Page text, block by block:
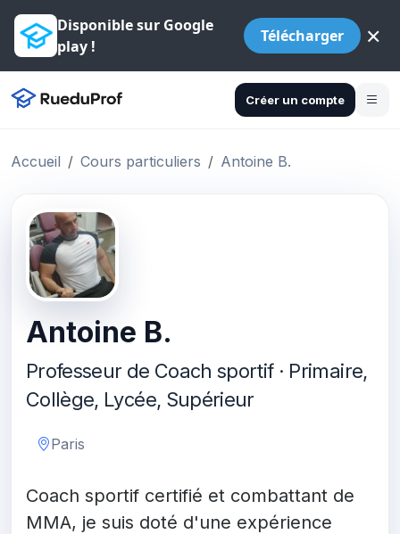
Disponible sur Google
play !
Télécharger ×
Créer un compte
Accueil Cours particuliers Antoine B.
Antoine B.
Professeur de Coach sportif · Primaire,
Collège, Lycée, Supérieur
Paris
Coach sportif certifié et combattant de
MMA, je suis doté d'une expérience